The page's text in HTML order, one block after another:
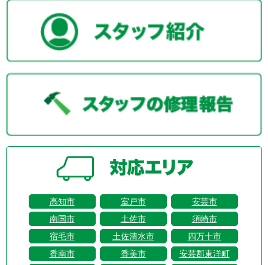
高知市 室戸市
安芸市
南国市
土佐市
須崎市
宿毛市
土佐清水市
四万十市
香南市
香美市
安芸郡東洋町